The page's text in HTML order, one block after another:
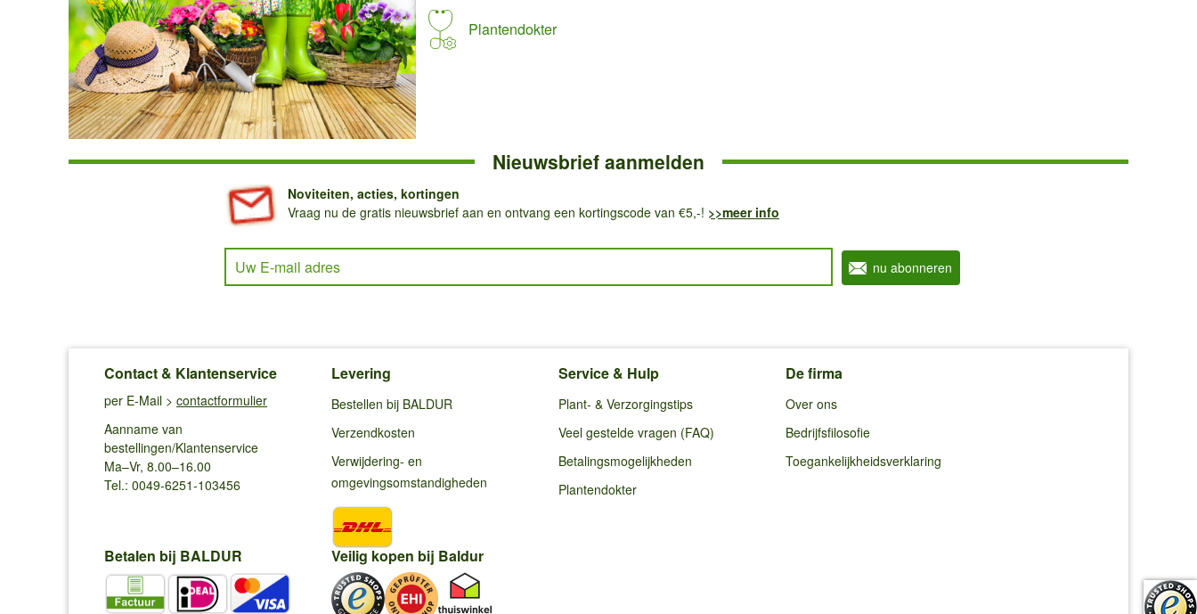
Plantendokter
Nieuwsbrief aanmelden
Noviteiten, acties, kortingen
Vraag nu de gratis nieuwsbrief aan en ontvang een kortingscode van €5,-! >>meer info
nu abonneren
Contact & Klantenservice
per E-Mail > contactformulier
Aanname van
bestellingen/Klantenservice
Ma–Vr, 8.00–16.00
Tel.: 0049-6251-103456
Levering
Bestellen bij BALDUR
Verzendkosten
Verwijdering- en
omgevingsomstandigheden
Service & Hulp
Plant- & Verzorgingstips
Veel gestelde vragen (FAQ)
Betalingsmogelijkheden
Plantendokter
De firma
Over ons
Bedrijfsfilosofie
Toegankelijkheidsverklaring
Betalen bij BALDUR Veilig kopen bij Baldur